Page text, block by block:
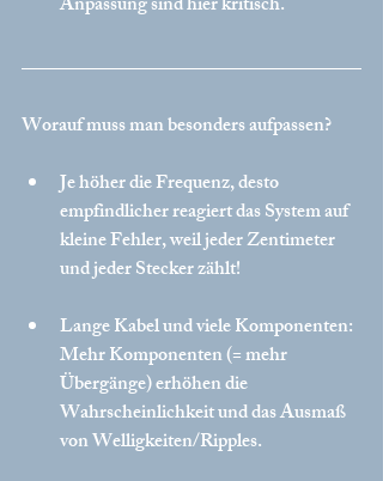
Worauf muss man besonders aufpassen?
Je höher die Frequenz, desto
empfindlicher reagiert das System auf
kleine Fehler, weil jeder Zentimeter
und jeder Stecker zählt!
Lange Kabel und viele Komponenten:
Mehr Komponenten (= mehr
Übergänge) erhöhen die
Wahrscheinlichkeit und das Ausmaß
von Welligkeiten/Ripples.